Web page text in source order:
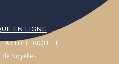
EN LIGNE
CHTITE BIQUETTE
de Noyelles